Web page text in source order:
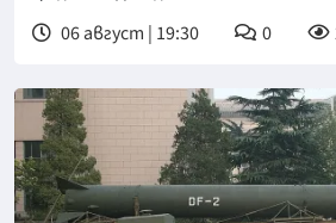
06 август | 19:30 0